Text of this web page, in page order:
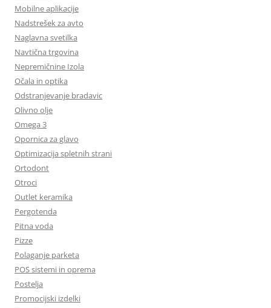
Mobilne aplikacije
Nadstrešek za avto
Naglavna svetilka
Navtična trgovina
Nepremičnine Izola
Očala in optika
Odstranjevanje bradavic
Olivno olje
Omega 3
Opornica za glavo
Optimizacija spletnih strani
Ortodont
Otroci
Outlet keramika
Pergotenda
Pitna voda
Pizze
Polaganje parketa
POS sistemi in oprema
Postelja
Promocijski izdelki